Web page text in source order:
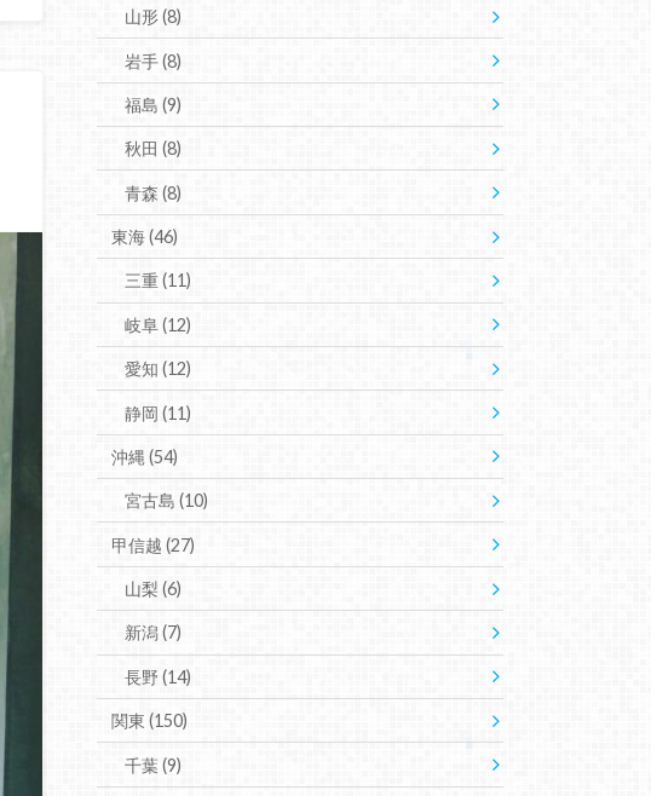
山形(8)
岩手(8)
福島(9)
秋田(8)
青森(8)
東海(46)
三重(11)
岐阜(12)
愛知(12)
静岡(11)
沖縄 (54)
宮古島(10)
甲信越 (27)
山梨(6)
新潟(7)
長野(14)
関東 (150)
千葉(9)